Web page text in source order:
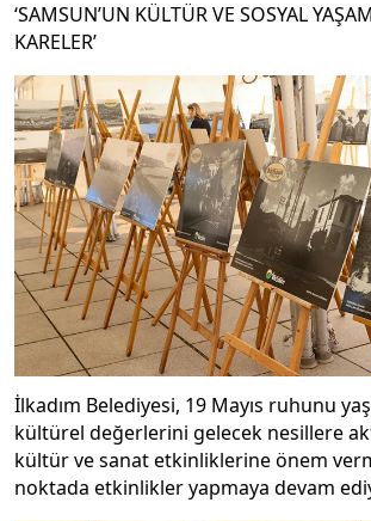
‘SAMSUN’UN KÜLTÜR VE SOSYAL
KARELER’
İlkadım Belediyesi, 19 Mayıs ruhunu
kültürel değerlerini gelecek nesillere
kültür ve sanat etkinliklerine önem
noktada etkinlikler yapmaya devam